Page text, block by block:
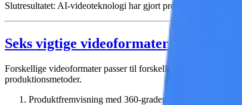
Slutresultatet: AI-videoteknologi har gjort professionelt
Seks vigtige videoformater til e-
Forskellige videoformater passer til forskellige stadier af
produktionsmetoder.
Produktfremvisning med 360-graders panoramavideo